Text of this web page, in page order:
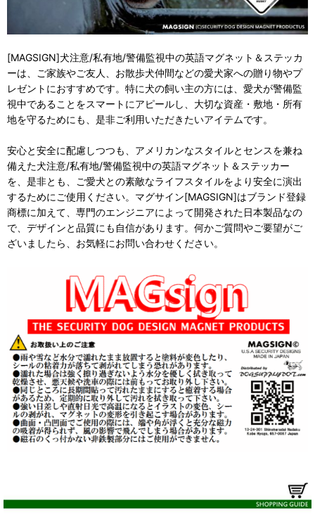
[MAGSIGN]犬注意/私有地/警備監視中の英語マグネット＆ステッカ
ーは、ご家族やご友人、お散歩犬仲間などの愛犬家への贈り物やプ
レゼントにおすすめです。特に犬の飼い主の方には、愛犬が警備監
視中であることをスマートにアピールし、大切な資産・敷地・所有
地を守るためにも、是非ご利用いただきたいアイテムです。
安心と安全に配慮しつつも、アメリカンなスタイルとセンスを兼ね
備えた犬注意/私有地/警備監視中の英語マグネット＆ステッカー
を、是非とも、ご愛犬との素敵なライフスタイルをより安全に演出
するためにご使用ください。マグサイン[MAGSIGN]はブランド登録
商標に加えて、専門のエンジニアによって開発された日本製品なの
で、デザインと品質にも自信があります。何かご質問やご要望がご
ざいましたら、お気軽にお問い合わせください。